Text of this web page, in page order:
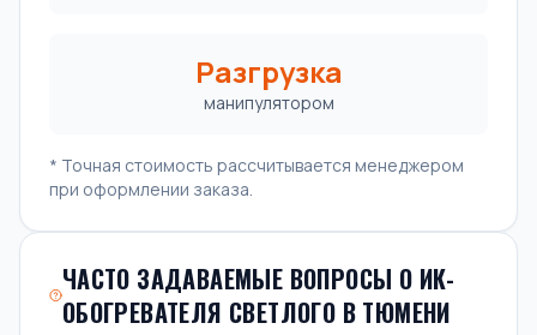
Разгрузка
манипулятором
* Точная стоимость рассчитывается менеджером
при оформлении заказа.
ЧАСТО ЗАДАВАЕМЫЕ ВОПРОСЫ О ИК-
ОБОГРЕВАТЕЛЯ СВЕТЛОГО В ТЮМЕНИ